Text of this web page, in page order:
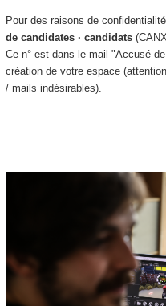
Pour des raisons de
de candidates · candidats
Ce n° est dans le mail "Accusé
création de votre espace
/ mails indésirables).